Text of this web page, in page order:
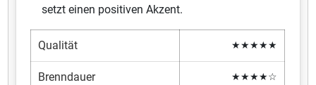
setzt einen positiven Akzent.
Qualität ★★★★★
Brenndauer ★★★★☆